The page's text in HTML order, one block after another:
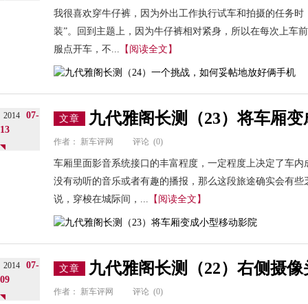
我很喜欢穿牛仔裤，因为外出工作执行试车和拍摄的任务时
装”。回到主题上，因为牛仔裤相对紧身，所以在每次上车
服点开车，不... 【阅读全文】
2014
07-
13
文章 九代雅阁长测（23）将车厢
作者： 新车评网 评论 (0)
车厢里面影音系统接口的丰富程度，一定程度上决定了车
没有动听的音乐或者有趣的播报，那么这段旅途确实会有
说，穿梭在城际间，... 【阅读全文】
2014
07-
09
文章 九代雅阁长测（22）右侧摄
作者： 新车评网 评论 (0)